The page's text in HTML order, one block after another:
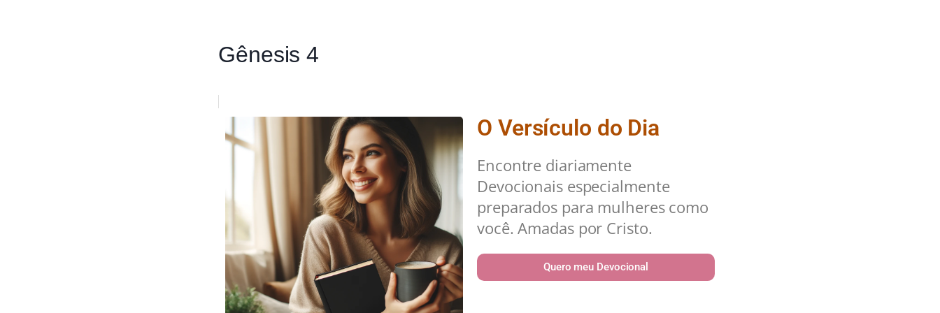
Gênesis 4
O Versículo do Dia
Encontre diariamente
Devocionais especialmente
preparados para mulheres como
você. Amadas por Cristo.
Quero meu Devocional